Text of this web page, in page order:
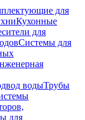
для
Кухонные
для
Системы для
водыТрубы
для